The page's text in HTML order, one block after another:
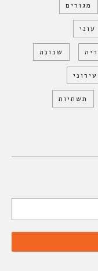
מגורים
עוני
שכונה
תשתיות